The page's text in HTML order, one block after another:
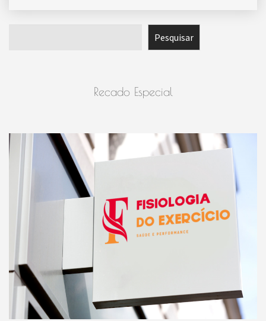
Pesquisar
Recado Especial